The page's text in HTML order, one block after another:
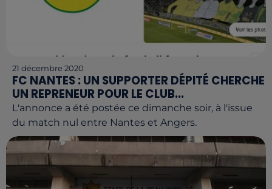
21 décembre 2020
FC NANTES : UN SUPPORTER DÉPITÉ CHERCHE
UN REPRENEUR POUR LE CLUB...
L'annonce a été postée ce dimanche soir, à l'issue
du match nul entre Nantes et Angers.